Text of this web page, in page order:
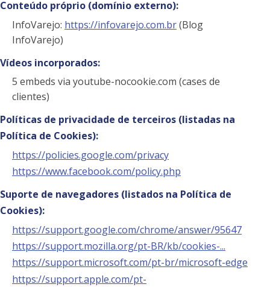
Conteúdo próprio (domínio externo):
InfoVarejo: https://infovarejo.com.br(Blog
InfoVarejo)
Vídeos incorporados:
5 embeds via youtube-nocookie.com (cases de
clientes)
Políticas de privacidade de terceiros (listadas na
Política de Cookies):
https://policies.google.com/privacy
https://www.facebook.com/policy.php
Suporte de navegadores (listados na Política de
Cookies):
https://support.google.com/chrome/answer/95647
https://support.mozilla.org/pt-BR/kb/cookies-...
https://support.microsoft.com/pt-br/microsoft-edge
https://support.apple.com/pt-